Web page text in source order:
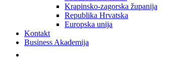
Krapinsko-zagorska županija
Republika Hrvatska
Europska unija
Kontakt
Business Akademija